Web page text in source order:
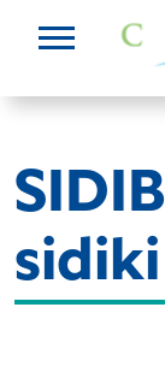
sidiki